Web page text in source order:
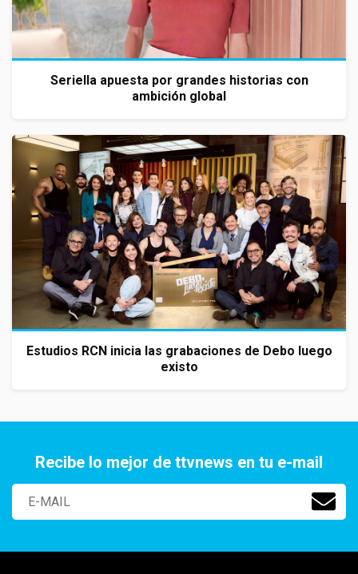
Seriella apuesta por grandes historias con
ambición global
Estudios RCN inicia las grabaciones de Debo luego
existo
Recibe lo mejor de ttvnews en tu e-mail